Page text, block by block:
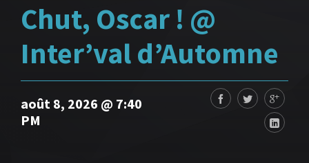
Chut, Oscar ! @
Inter’val d’Automne
août 8, 2026 @ 7:40
PM